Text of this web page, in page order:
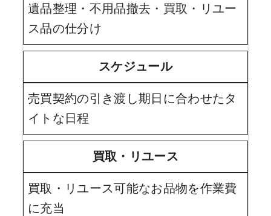
遺品整理・不用品撤去・買取・リユー
ス品の仕分け
スケジュール
売買契約の引き渡し期日に合わせたタ
イトな日程
買取・リユース
買取・リユース可能なお品物を作業費
に充当